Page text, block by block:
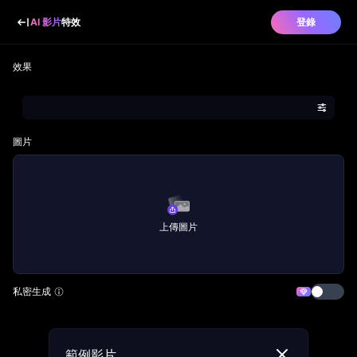
AI 影片特效 登錄
效果
圖片
上傳圖片
私密生成